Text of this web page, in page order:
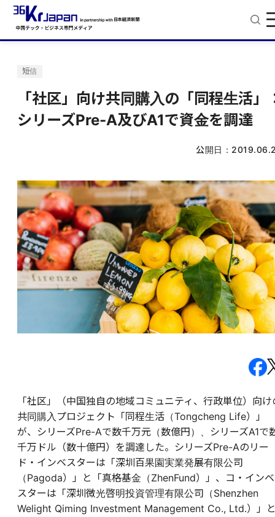
短信
「社区」向け共同購入の「同程生活」
シリーズPre-A及びA1で資金を調達
公開日：
「社区」（中国独自の地域コミュニティ、行政単位）向け
共同購入プロジェクト「同程生活（Tongcheng Life）」
が、シリーズPre-Aで数千万元（数億円）、シリーズA1で
千万ドル（数十億円）を調達した。シリーズPre-Aのリー
ド・インベスターは「深圳百果園実業発展有限公司
（Pagoda）」と「真格基金（ZhenFund）」、コ・インベ
スターは「深圳微光啓明投資管理有限公司（Shenzhen
Welight Qiming Investment Management Co., Ltd.）」